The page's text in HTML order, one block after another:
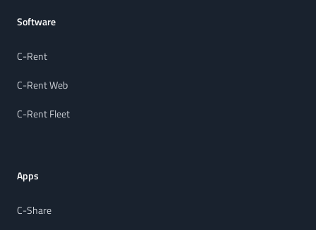
Software
C-Rent
C-Rent Web
C-Rent Fleet
Apps
C-Share